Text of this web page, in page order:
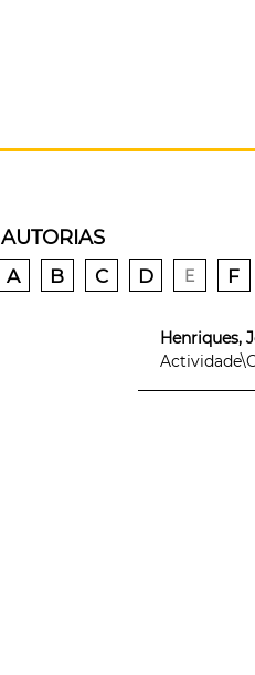
AUTORIAS
A B C D E F
Henriques,